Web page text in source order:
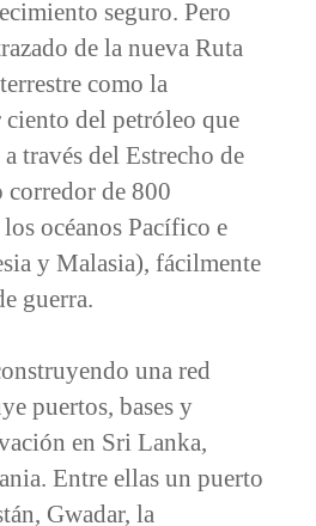
seguro. Pero
de la nueva Ruta
como la
del petróleo que
través del Estrecho de
corredor de 800
océanos Pacífico e
y Malasia), fácilmente
guerra.
una red
puertos, bases y
en Sri Lanka,
Entre ellas un puerto
Gwadar, la